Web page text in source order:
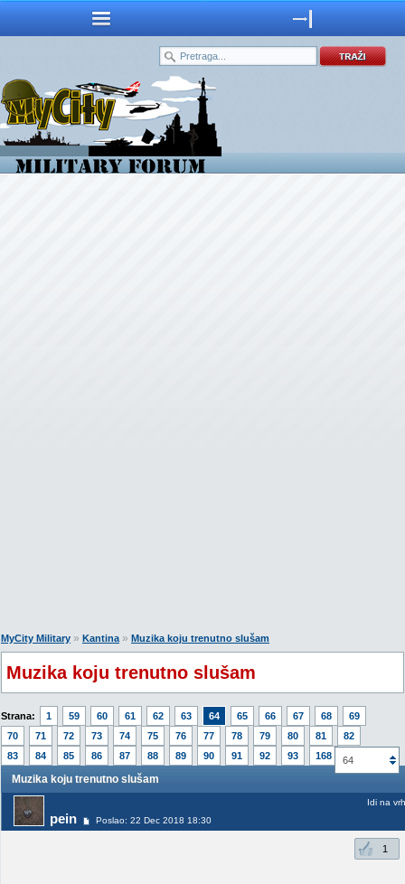
MyCity Military » Kantina» Muzika koju trenutno slušam
Muzika koju trenutno slušam
Strana: 1 59 60 61 62 63 64 65 66 67 68
69
70
71 72 73 74 75 76 77 78 79 80 81
82
83
84 85 86 87 88 89 90 91 92 93 168 64
Muzika koju trenutno slušam
pein Poslao: 22 Dec 2018 18:30
Idi na vrh
1